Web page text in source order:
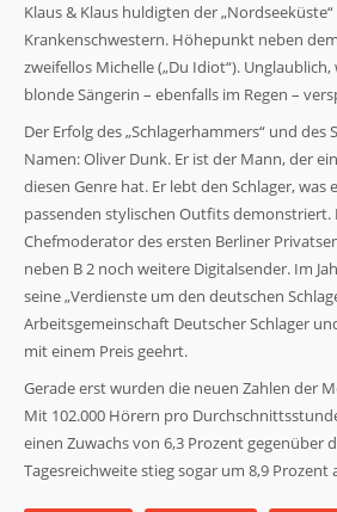
Klaus & Klaus huldigten der
Krankenschwestern. Höhepunkt neben
zweifellos Michelle („Du Idiot“).
blonde Sängerin – ebenfalls im Regen –
Der Erfolg des „Schlagerhammers“ und des
Namen: Oliver Dunk. Er ist der Mann, der
diesen Genre hat. Er lebt den Schlager, was
passenden stylischen Outfits demonstriert.
Chefmoderator des ersten Berliner
neben B 2 noch weitere Digitalsender. Im
seine „Verdienste um den deutschen
Arbeitsgemeinschaft Deutscher Schlager
mit einem Preis geehrt.
Gerade erst wurden die neuen Zahlen der
Mit 102.000 Hörern pro
einen Zuwachs von 6,3 Prozent gegenüber
Tagesreichweite stieg sogar um 8,9 Prozent